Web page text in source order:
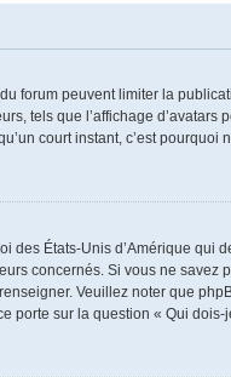
forum peuvent limiter la
tels que l’affichage
court instant, c’est
des États-Unis d’Amérique
concernés. Si vous ne
Veuillez noter que
porte sur la question « Qui